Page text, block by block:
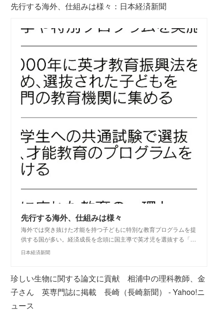
先行する海外、仕組みは様々：日本経済新聞
先行する海外、仕組みは様々
海外では突き抜けた才能を持つ子どもに特別な教育プログラムを提
供する国が多い。経済成長を念頭に国主導で英才児を選抜する「…
日本経済新聞
珍しい生物に関する論文に貢献 相浦中の理科教師、金
子さん 英専門誌に掲載 長崎（長崎新聞） - Yahoo!ニ
ュース